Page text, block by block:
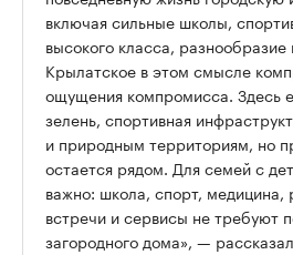
включая сильные школы,
высокого класса,
Крылатское в этом смысле
ощущения компромисса. Здесь
зелень, спортивная
и природным территориям, но
остается рядом. Для семей с
важно: школа, спорт, медицина,
встречи и сервисы не требуют
загородного дома», —